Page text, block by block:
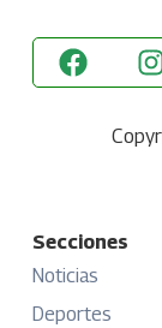
Secciones
Noticias
Deportes